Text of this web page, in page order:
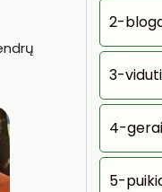
2-
3-
4-gerai
5-